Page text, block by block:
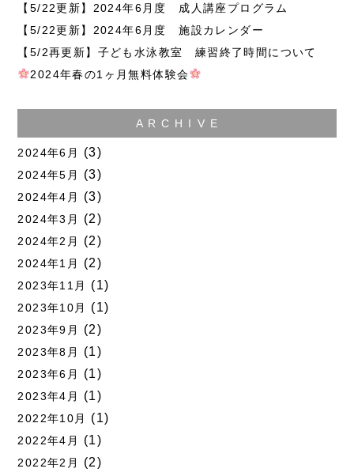
【5/22更新】2024年6月度 成人講座プログラム
【5/22更新】2024年6月度 施設カレンダー
【5/2再更新】子ども水泳教室 練習終了時間について
2024年春の1ヶ月無料体験会
A R C H I V E
2024年6月 (3)
2024年5月 (3)
2024年4月 (3)
2024年3月 (2)
2024年2月 (2)
2024年1月 (2)
2023年11月 (1)
2023年10月 (1)
2023年9月 (2)
2023年8月 (1)
2023年6月 (1)
2023年4月 (1)
2022年10月 (1)
2022年4月 (1)
2022年2月 (2)